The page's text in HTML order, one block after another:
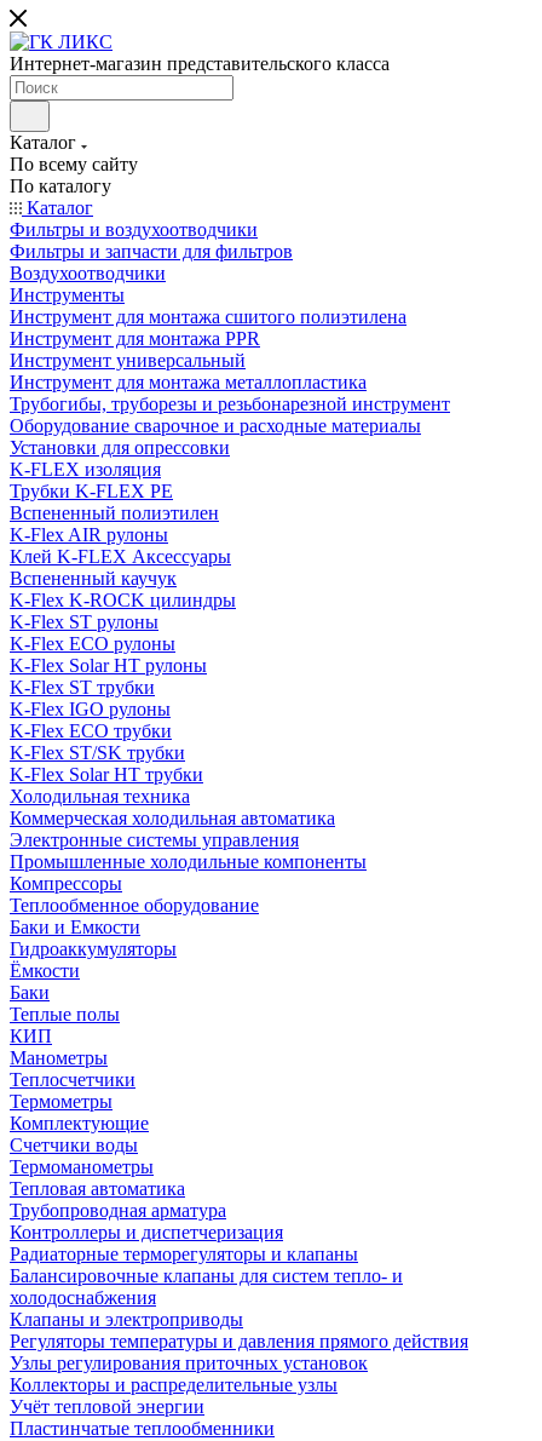
Интернет-магазин представительского класса
Каталог
По всему сайту
По каталогу
Каталог
Фильтры и воздухоотводчики
Фильтры и запчасти для фильтров
Воздухоотводчики
Инструменты
Инструмент для монтажа сшитого полиэтилена
Инструмент для монтажа PPR
Инструмент универсальный
Инструмент для монтажа металлопластика
Трубогибы, труборезы и резьбонарезной инструмент
Оборудование сварочное и расходные материалы
Установки для опрессовки
K-FLEX изоляция
Трубки K-FLEX PE
Вспененный полиэтилен
K-Flex AIR рулоны
Клей K-FLEX Аксессуары
Вспененный каучук
K-Flex K-ROCK цилиндры
K-Flex ST рулоны
K-Flex ECO рулоны
K-Flex Solar HT рулоны
K-Flex ST трубки
K-Flex IGO рулоны
K-Flex ECO трубки
K-Flex ST/SK трубки
K-Flex Solar HT трубки
Холодильная техника
Коммерческая холодильная автоматика
Электронные системы управления
Промышленные холодильные компоненты
Компрессоры
Теплообменное оборудование
Баки и Емкости
Гидроаккумуляторы
Ёмкости
Баки
Теплые полы
КИП
Манометры
Теплосчетчики
Термометры
Комплектующие
Счетчики воды
Термоманометры
Тепловая автоматика
Трубопроводная арматура
Контроллеры и диспетчеризация
Радиаторные терморегуляторы и клапаны
Балансировочные клапаны для систем тепло- и
холодоснабжения
Клапаны и электроприводы
Регуляторы температуры и давления прямого действия
Узлы регулирования приточных установок
Коллекторы и распределительные узлы
Учёт тепловой энергии
Пластинчатые теплообменники